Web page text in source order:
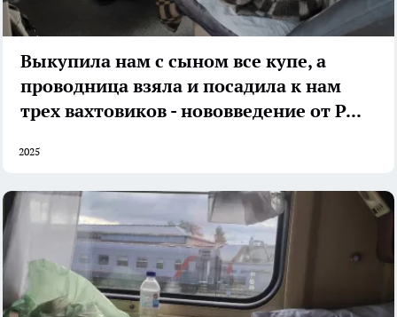
Выкупила нам с сыном все купе, а
проводница взяла и посадила к нам
трех вахтовиков - нововведение от РЖД
2025